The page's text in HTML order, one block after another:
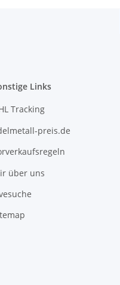
Links
Tracking
preis.de
über uns